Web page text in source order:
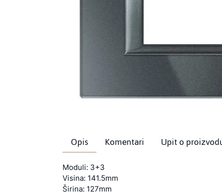
Opis Komentari Upit o
Moduli: 3+3
Visina: 141.5mm
Širina: 127mm